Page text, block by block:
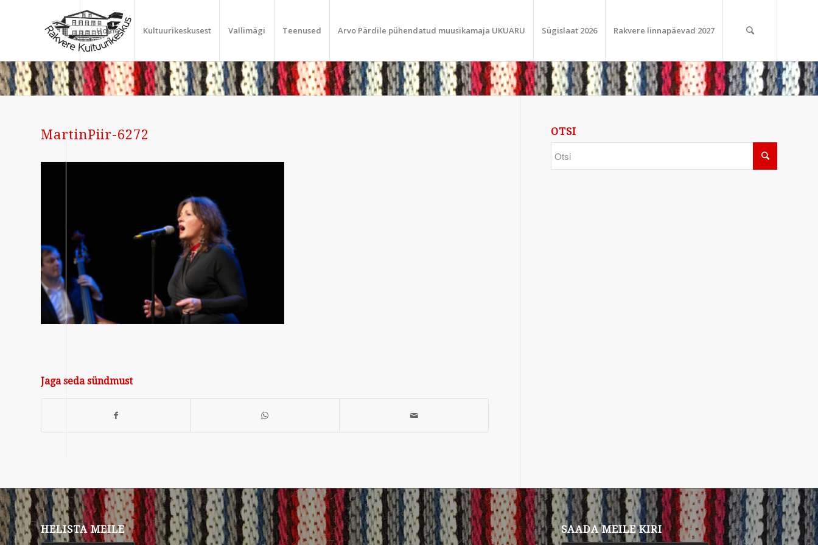
Home Kultuurikeskusest Vallimägi Teenused Arvo Pärdile pühendatud muusikamaja UKUARU Sügislaat 2026 Rakvere linnapäevad 2027
MartinPiir-6272
Jaga seda sündmust
OTSI
HELISTA MEILE SAADA MEILE KIRI